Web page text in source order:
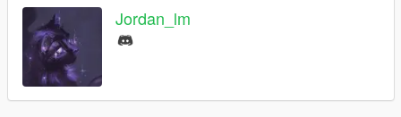
Jordan_lm